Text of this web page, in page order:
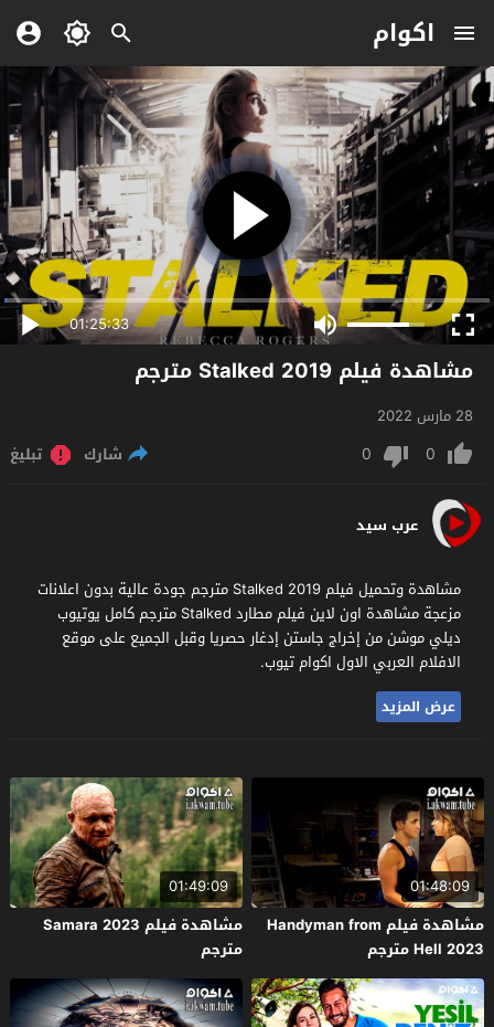
اكوام
01:25:33
مشاهدة فيلم Stalked 2019 مترجم
28 مارس 2022
0
0 شارك تبليغ
عرب سيد
مشاهدة وتحميل فيلم Stalked 2019 مترجم جودة عالية بدون اعلانات
مزعجة مشاهدة اون لاين فيلم مطارد Stalked مترجم كامل يوتيوب
ديلي موشن من إخراج جاستن إدغار حصريا وقبل الجميع على موقع
الافلام العربي الاول اكوام تيوب.
عرض المزيد
01:48:09
مشاهدة فيلم Handyman from
Hell 2023 مترجم
01:49:09
مشاهدة فيلم Samara 2023
مترجم